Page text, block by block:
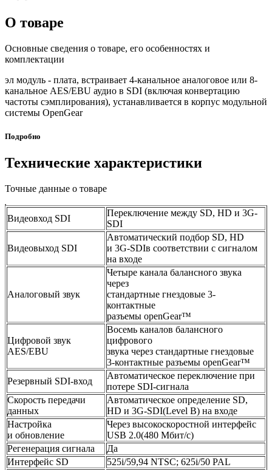
О товаре
Основные сведения о товаре, его особенностях и
комплектации
эл модуль - плата, встраивает 4-канальное аналоговое или 8-
канальное AES/EBU аудио в SDI (включая конвертацию
частоты сэмплирования), устанавливается в корпус модульной
системы OpenGear
Подробно
Технические характеристики
Точные данные о товаре
Видеовход SDI
Переключение между SD, HD и 3G-
SDI
Видеовыход SDI
Автоматический подбор SD, HD
и 3G-SDIв соответствии с сигналом
на входе
Аналоговый звук
Четыре канала балансного звука
через
стандартные гнездовые 3-
контактные
разъемы openGear™
Цифровой звук
AES/EBU
Восемь каналов балансного
цифрового
звука через стандартные гнездовые
3-контактные разъемы openGear™
Резервный SDI-вход
Автоматическое переключение при
потере SDI-сигнала
Скорость передачи
данных
Автоматическое определение SD,
HD и 3G-SDI(Level B) на входе
Настройка
и обновление
Через высокоскоростной интерфейс
USB 2.0(480 Мбит/с)
Регенерация сигнала
Да
Интерфейс SD
525i/59,94 NTSC; 625i/50 PAL